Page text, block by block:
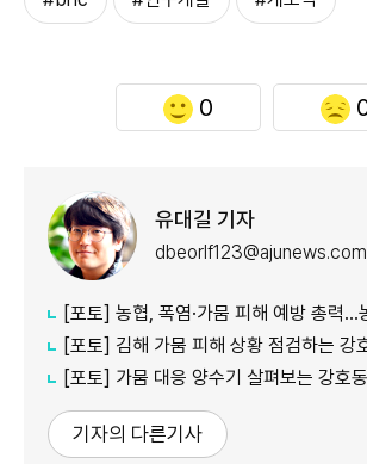
0
유대길 기자
dbeorlf123@ajunews.com
[포토] 농협, 폭염·가뭄 피해 예방 총력…농
[포토] 김해 가뭄 피해 상황 점검하는 강
[포토] 가뭄 대응 양수기 살펴보는 강호동 농
기자의 다른기사